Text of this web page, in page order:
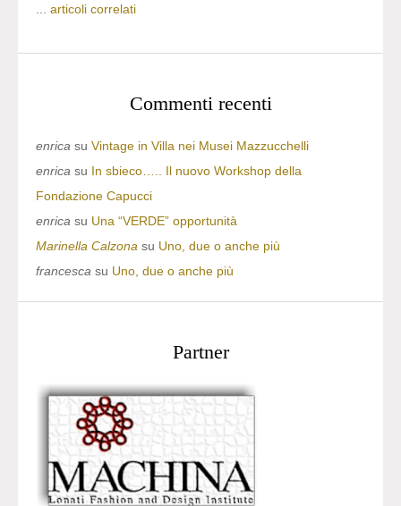
articoli correlati
Commenti recenti
enrica su Vintage in Villa nei Musei Mazzucchelli
enrica su In sbieco….. Il nuovo Workshop della
Fondazione Capucci
enrica su Una “VERDE” opportunità
Marinella Calzona su Uno, due o anche più
francesca su Uno, due o anche più
Partner